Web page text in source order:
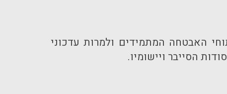
האבטחה המתמידים ולמרות עדכוני
הסייבר ויישומיו.